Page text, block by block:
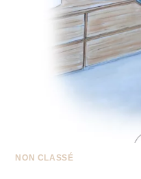
NON CLASSÉ